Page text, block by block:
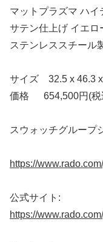
マットプラズマ ハ
サテン仕上げ イエ
ステンレススチール
サイズ 32.5 x 46.3 x
価格 654,500円(税
スウォッチグルー
https://
公式サイト:
https://